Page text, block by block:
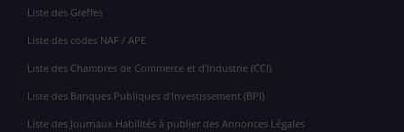
Liste des Greffes
Liste des codes NAF / APE
Liste des Chambres de Commerce et d'Industrie (CCI)
Liste des Banques Publiques d'Investissement (BPI)
Liste des Journaux Habilités à publier des Annonces Légales